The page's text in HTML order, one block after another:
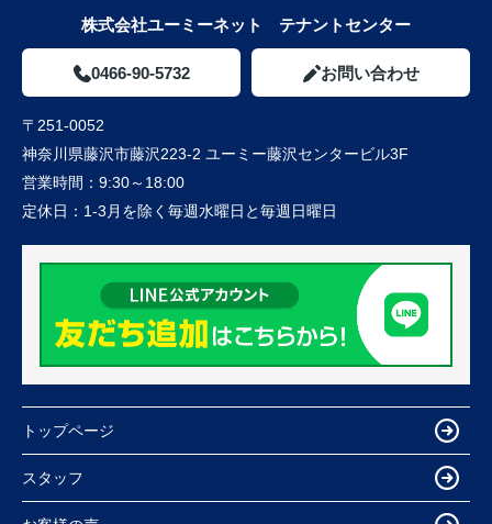
株式会社ユーミーネット テナントセンター
0466-90-5732 お問い合わせ
〒251-0052
神奈川県藤沢市藤沢223-2 ユーミー藤沢センタービル3F
営業時間： 9:30～18:00
定休日： 1-3月を除く毎週水曜日と毎週日曜日
トップページ
スタッフ